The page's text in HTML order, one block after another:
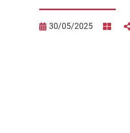
30/05/2025